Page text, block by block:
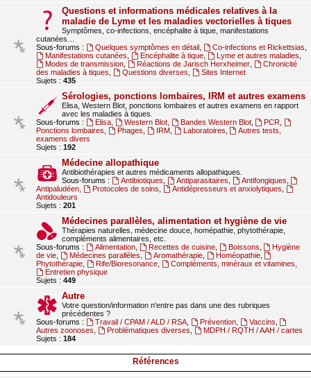
Questions et informations médicales relatives à la
maladie de Lyme et les maladies vectorielles à tiques
Symptômes, co-infections, encéphalite à tique, manifestations
cutanées…
Sous-forums :
Quelques symptômes en détail, Co-infections et Rickettsias
Manifestations cutanées
Encéphalite à tique, Lyme et autres maladies
Modes de transmission, Réactions de Jarisch Herxheimer,
Chronicité
des maladies à tiques
Questions diverses
Sites Internet
Sujets : 435
Sérologies, ponctions lombaires, IRM et autres examens
Elisa, Western Blot, ponctions lombaires et autres examens en rapport
avec les maladies à tiques.
Sous-forums :
Elisa, Western Blot, Bandes Western Blot, PCR
Ponctions lombaires
Phages IRM, Laboratoires
Autres tests,
examens divers
Sujets : 192
Médecine allopathique
Antibiothérapies et autres médicaments allopathiques.
Sous-forums :
Antibiotiques Antiparasitaires Antifongiques
Antipaludéen
Protocoles de soins Antidépresseurs et anxiolytiques
Antidouleurs
Sujets : 201
Médecines parallèles, alimentation et hygiène de vie
Thérapies naturelles, médecine douce, homépathie, phytothérapie,
compléments alimentaires, etc.
Sous-forums :
Alimentation, Recettes de cuisine, Boissons
Hygiène
de vie
Médecines parallèles Aromathérapie, Homéopathie,
Phytothérapie
Rife/Bioresonance, Compléments, minéraux et vitamines
Entretien physique
Sujets : 449
Autre
Votre question/information n'entre pas dans une des rubriques
précédentes ?
Sous-forums :
Travail / CPAM / ALD / RSA, Prévention, Vaccins
Autres zoonoses
Problématiques diverses
MDPH / RQTH / AAH / cartes
Sujets : 184
Références